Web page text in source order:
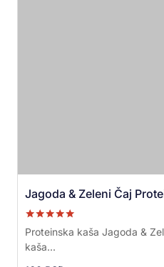
Jagoda & Zeleni Čaj
Ocenjeno sa
5.00
od 5
Proteinska kaša Jagoda &
kaša...